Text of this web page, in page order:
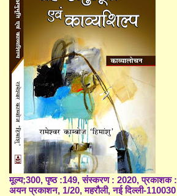
मूल्य;300, पृष्ठ :149, संस्करण : 2020, प्रकाशक :
अयन प्रकाशन, 1/20, महरौली, नई दिल्ली-110030